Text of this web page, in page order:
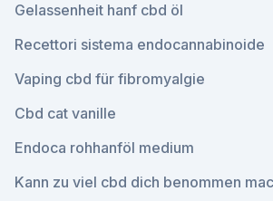
Gelassenheit hanf cbd öl
Recettori sistema endocannabinoide
Vaping cbd für fibromyalgie
Cbd cat vanille
Endoca rohhanföl medium
Kann zu viel cbd dich benommen